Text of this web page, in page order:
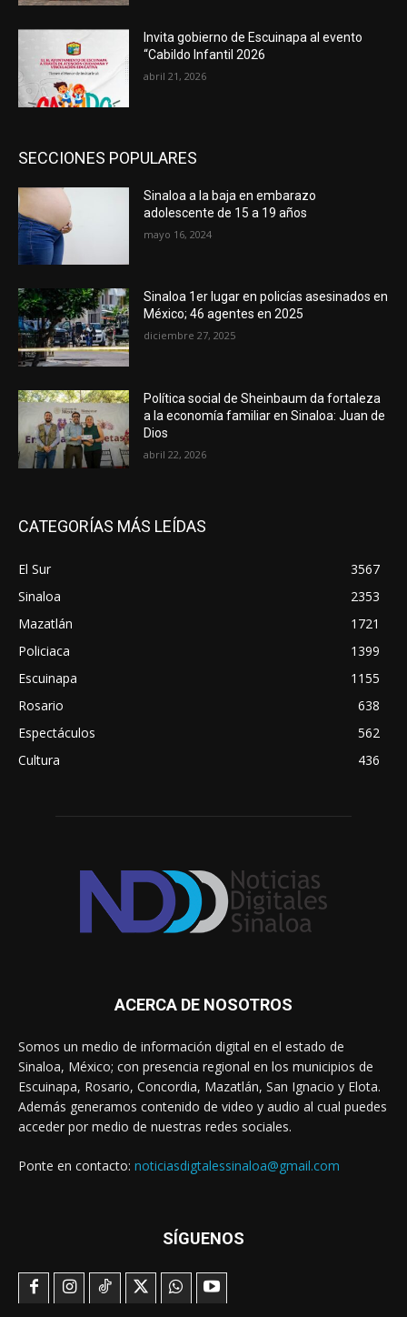
Invita gobierno de Escuinapa al evento
“Cabildo Infantil 2026
abril 21, 2026
SECCIONES POPULARES
Sinaloa a la baja en embarazo
adolescente de 15 a 19 años
mayo 16, 2024
Sinaloa 1er lugar en policías asesinados en
México; 46 agentes en 2025
diciembre 27, 2025
Política social de Sheinbaum da fortaleza
a la economía familiar en Sinaloa: Juan de
Dios
abril 22, 2026
CATEGORÍAS MÁS LEÍDAS
El Sur
3567
Sinaloa
2353
Mazatlán
1721
Policiaca
1399
Escuinapa
1155
Rosario
638
Espectáculos
562
Cultura
436
ACERCA DE NOSOTROS
Somos un medio de información digital en el estado de
Sinaloa, México; con presencia regional en los municipios de
Escuinapa, Rosario, Concordia, Mazatlán, San Ignacio y Elota.
Además generamos contenido de video y audio al cual puedes
acceder por medio de nuestras redes sociales.
Ponte en contacto: noticiasdigtalessinaloa@gmail.com
SÍGUENOS